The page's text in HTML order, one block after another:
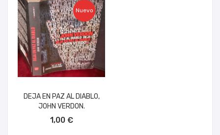
Nuevo
DEJA EN PAZ AL DIABLO,
JOHN VERDON.
1,00 €